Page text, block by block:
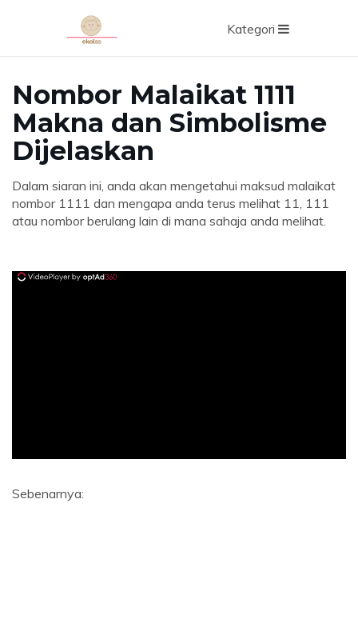
Kategori
Nombor Malaikat 1111
Makna dan Simbolisme
Dijelaskan
Dalam siaran ini, anda akan mengetahui maksud malaikat
nombor 1111 dan mengapa anda terus melihat 11, 111
atau nombor berulang lain di mana sahaja anda melihat.
Sebenarnya: